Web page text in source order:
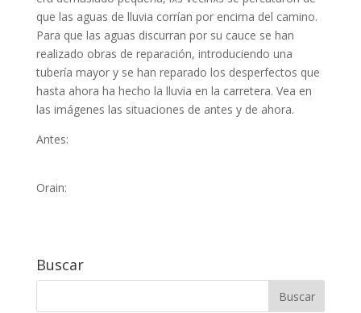
que las aguas de lluvia corrían por encima del camino.
Para que las aguas discurran por su cauce se han
realizado obras de reparación, introduciendo una
tubería mayor y se han reparado los desperfectos que
hasta ahora ha hecho la lluvia en la carretera. Vea en
las imágenes las situaciones de antes y de ahora.
Antes:
Orain:
Buscar